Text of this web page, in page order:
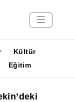
Kültür
Eğitim